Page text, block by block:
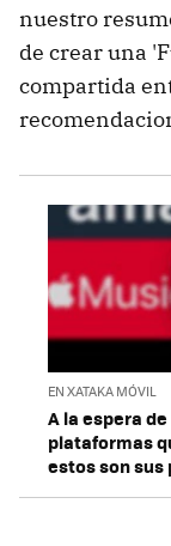
nuestro
de crear una
compartida
EN XATAKA MÓVIL
A la espera
plataformas
estos son sus